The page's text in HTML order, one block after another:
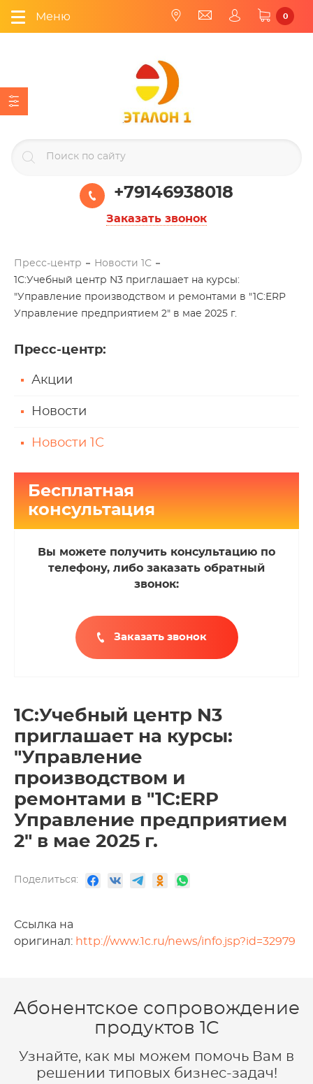
Меню 0
+79146938018
Заказать звонок
Пресс-центр
Новости 1С
1С:Учебный центр N3 приглашает на курсы:
"Управление производством и ремонтами в "1С:ERP
Управление предприятием 2" в мае 2025 г.
Пресс-центр:
Акции
Новости
Новости 1С
Бесплатная
консультация
Вы можете получить консультацию по
телефону, либо заказать обратный
звонок:
Заказать звонок
1С:Учебный центр N3
приглашает на курсы:
"Управление
производством и
ремонтами в "1С:ERP
Управление предприятием
2" в мае 2025 г.
Поделиться:
Ссылка на
оригинал: http://www.1c.ru/news/info.jsp?id=32979
Абонентское сопровождение
продуктов 1C
Узнайте, как мы можем помочь Вам в
решении типовых бизнес-задач!